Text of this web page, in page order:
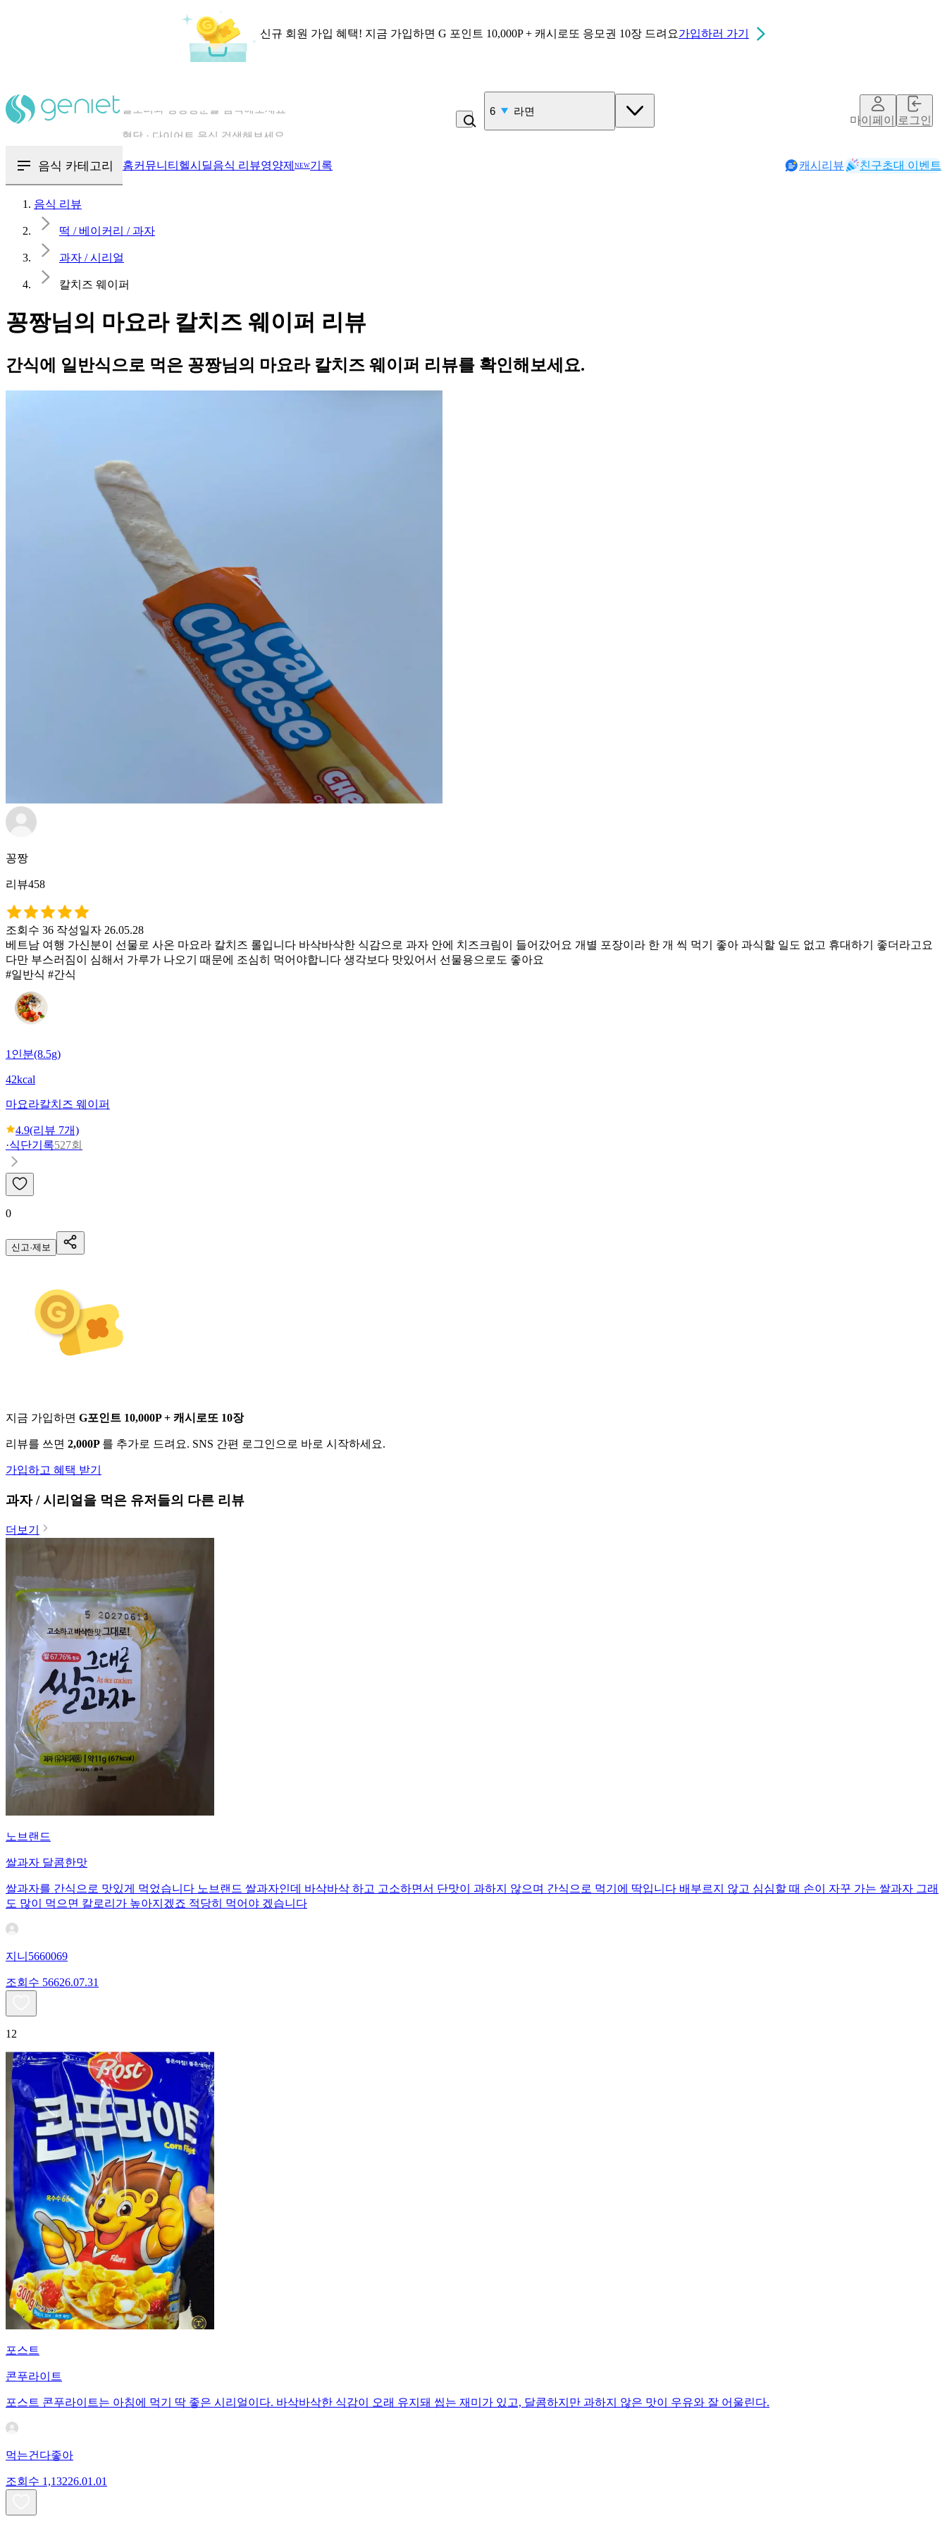
신규 회원 가입 혜택! 지금 가입하면 G 포인트 10,000P + 캐시로또 응모권 10장 드려요가입하러 가기
6 라면
마이페이지로그인
음식 카테고리 홈커뮤니티 헬시딜음식 리뷰영양제 NEW기록 캐시리뷰 친구초대 이벤트
음식 리뷰
떡 / 베이커리 / 과자
과자 / 시리얼
칼치즈 웨이퍼
꽁짱님의 마요라 칼치즈 웨이퍼 리뷰
간식에 일반식으로 먹은 꽁짱님의 마요라 칼치즈 웨이퍼 리뷰를 확인해보세요.
꽁짱
리뷰458
조회수 36 작성일자 26.05.28
베트남 여행 가신분이 선물로 사온 마요라 칼치즈 롤입니다 바삭바삭한 식감으로 과자 안에 치즈크림이 들어갔어요 개별 포장이라 한 개 씩 먹기 좋아 과식할 일도 없고 휴대하기 좋더라고요
다만 부스러짐이 심해서 가루가 나오기 때문에 조심히 먹어야합니다 생각보다 맛있어서 선물용으로도 좋아요
#일반식 #간식
1인분(8.5g)
42kcal
마요라칼치즈 웨이퍼
4.9(리뷰 7개)
·식단기록527회
0
신고·제보
지금 가입하면 G포인트 10,000P + 캐시로또 10장
리뷰를 쓰면 2,000P 를 추가로 드려요. SNS 간편 로그인으로 바로 시작하세요.
가입하고 혜택 받기
과자 / 시리얼을 먹은 유저들의 다른 리뷰
더보기
노브랜드
쌀과자 달콤한맛
쌀과자를 간식으로 맛있게 먹었습니다 노브랜드 쌀과자인데 바삭바삭 하고 고소하면서 단맛이 과하지 않으며 간식으로 먹기에 딱입니다 배부르지 않고 심심할 때 손이 자꾸 가는 쌀과자 그래
도 많이 먹으면 칼로리가 높아지겠죠 적당히 먹어야 겠습니다
지니5660069
조회수 56626.07.31
12
포스트
콘푸라이트
포스트 콘푸라이트는 아침에 먹기 딱 좋은 시리얼이다. 바삭바삭한 식감이 오래 유지돼 씹는 재미가 있고, 달콤하지만 과하지 않은 맛이 우유와 잘 어울린다.
먹는건다좋아
조회수 1,13226.01.01